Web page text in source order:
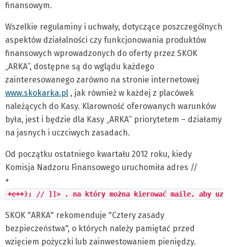
finansowym.
Wszelkie regulaminy i uchwały, dotyczące poszczególnych
aspektów działalności czy funkcjonowania produktów
finansowych wprowadzonych do oferty przez SKOK
„ARKA”, dostępne są do wglądu każdego
zainteresowanego zarówno na stronie internetowej
www.skokarka.pl , jak również w każdej z placówek
należących do Kasy. Klarowność oferowanych warunków
była, jest i będzie dla Kasy „ARKA” priorytetem – działamy
na jasnych i uczciwych zasadach.
Od początku ostatniego kwartału 2012 roku, kiedy
Komisja Nadzoru Finansowego uruchomiła adres //
+
+e++); // ]]> , na który można kierować maile, aby
SKOK "ARKA" rekomenduje "Cztery zasady
bezpieczeństwa", o których należy pamiętać przed
wzięciem pożyczki lub zainwestowaniem pieniędzy.